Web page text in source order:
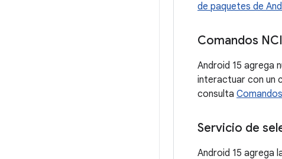
de paquetes de
Comandos
Android 15 agrega
interactuar con un
consulta
Servicio de
Android 15 agrega